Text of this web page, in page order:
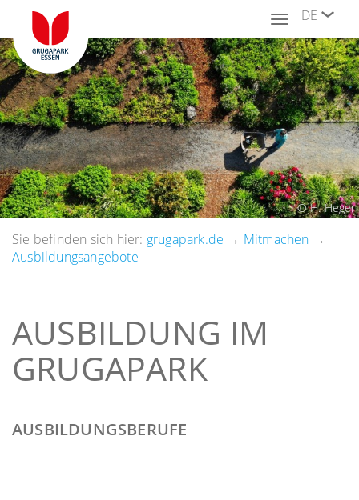
DE
Toggle
navigation
© H. Heger
Sie befinden sich hier: grugapark.de → Mitmachen →
Ausbildungsangebote
AUSBILDUNG IM
GRUGAPARK
AUSBILDUNGSBERUFE